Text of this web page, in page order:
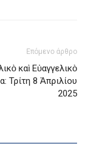
Επόμενο άρθρο
καὶ Εὐαγγελικὸ
Τρίτη 8 Ἀπριλίου
2025